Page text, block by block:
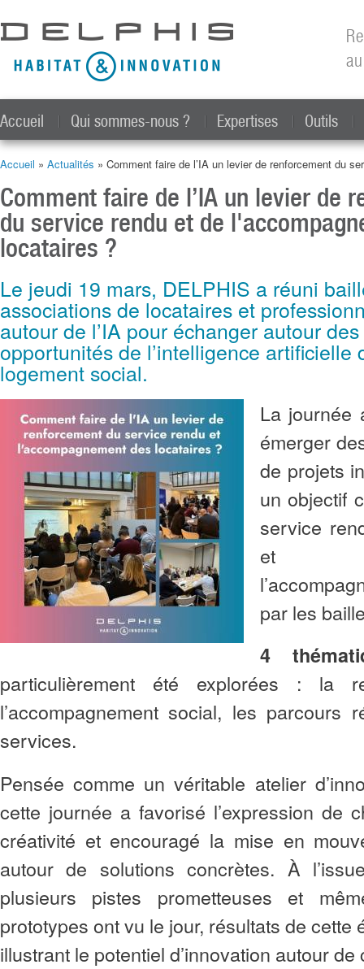
Accueil Qui sommes-nous ? Expertises Outils
Accueil » Actualités » Comment faire de l’IA un levier de renforcement du
Comment faire de l’IA un levier de
du service rendu et de
locataires ?
Le jeudi 19 mars, DELPHIS a réuni
associations de locataires et
autour de l’IA pour échanger autour
opportunités de l’intelligence artificielle
logement social.
La journée
émerger
de projets
un objectif
service
et
par les
4
particulièrement été explorées : la
l’accompagnement social, les parcours
services.
Pensée comme un véritable atelier
cette journée a favorisé l’expression de
créativité et encouragé la mise en
autour de solutions concrètes. À
plusieurs pistes prometteuses et
prototypes ont vu le jour, résultats de cette
illustrant le potentiel d’innovation autour